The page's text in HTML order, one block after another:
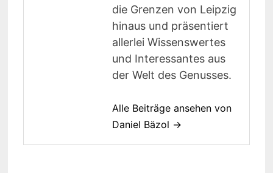
die Grenzen von Leipzig
hinaus und präsentiert
allerlei Wissenswertes
und Interessantes aus
der Welt des Genusses.
Alle Beiträge ansehen von
Daniel Bäzol →